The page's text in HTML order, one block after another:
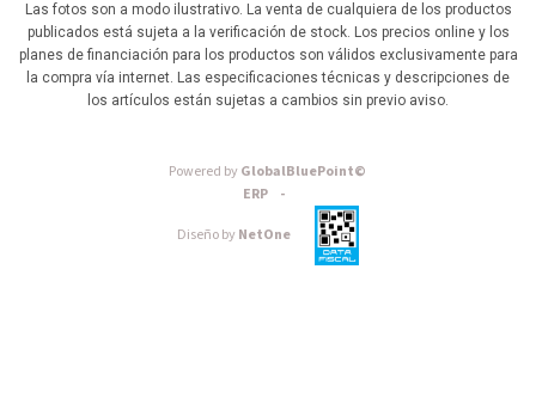
Las fotos son a modo ilustrativo. La venta de cualquiera de los productos
publicados está sujeta a la verificación de stock. Los precios online y los
planes de financiación para los productos son válidos exclusivamente para
la compra vía internet. Las especificaciones técnicas y descripciones de
los artículos están sujetas a cambios sin previo aviso.
Powered byGlobalBluePoint©
ERP -
Diseño byNetOne